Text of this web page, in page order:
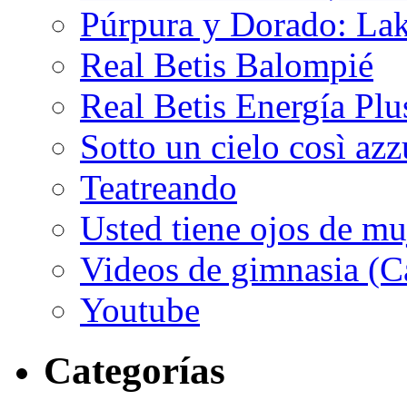
Púrpura y Dorado:
Real Betis Balompié
Real Betis Energía
Sotto un cielo così
Teatreando
Usted tiene ojos de
Videos de gimnasia
Youtube
Categorías